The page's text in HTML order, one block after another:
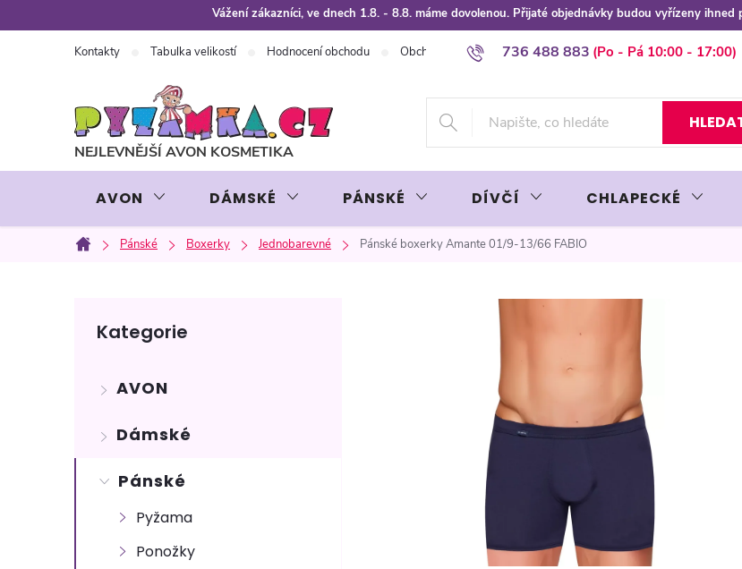
na
Vážení zákazníci, ve dnech 1.8. - 8.8. máme dovolenou. Přijaté objednávky budou vyřízeny ihned
736 488 883
Kontakty Tabulka velikostí Hodnocení obchodu Obchodní podmínky Podmínky ochrany osobních údajů
AVON DÁMSKÉ PÁNSKÉ DÍVČÍ CHLAPECKÉ
Domů
Pánské Boxerky Jednobarevné Pánské boxerky Amante 01/9-13/66 FABIO
t
kategorie
Kategorie
AVON
Dámské
Pánské
Pyžama
Ponožky